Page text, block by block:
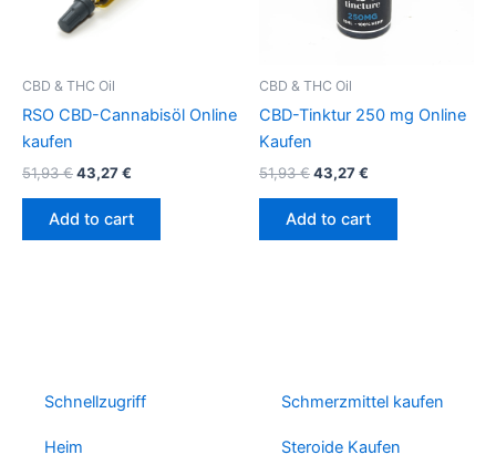
CBD & THC Oil
RSO CBD-Cannabisöl Online
kaufen
51,93€43,27€
Add to cart
CBD & THC Oil
CBD-Tinktur 250 mg Online
Kaufen
51,93€43,27€
Add to cart
Schnellzugriff
Heim
Schmerzmittel kaufen
Steroide Kaufen